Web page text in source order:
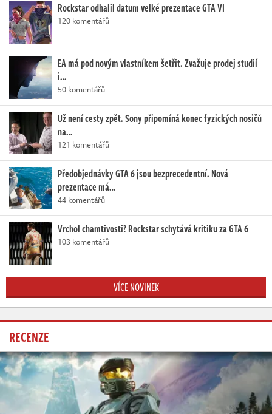
Rockstar odhalil datum velké prezentace GTA VI
120 komentářů
EA má pod novým vlastníkem šetřit. Zvažuje prodej studií
i…
50 komentářů
Už není cesty zpět. Sony připomíná konec fyzických nosičů
na…
121 komentářů
Předobjednávky GTA 6 jsou bezprecedentní. Nová
prezentace má…
44 komentářů
Vrchol chamtivosti? Rockstar schytává kritiku za GTA 6
103 komentářů
VÍCE NOVINEK
RECENZE